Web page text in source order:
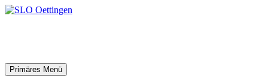
Suchen
Primäres Menü Springe
zum